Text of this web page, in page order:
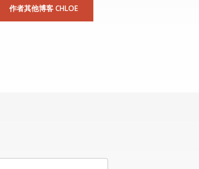
作者其他博客 CHLOE